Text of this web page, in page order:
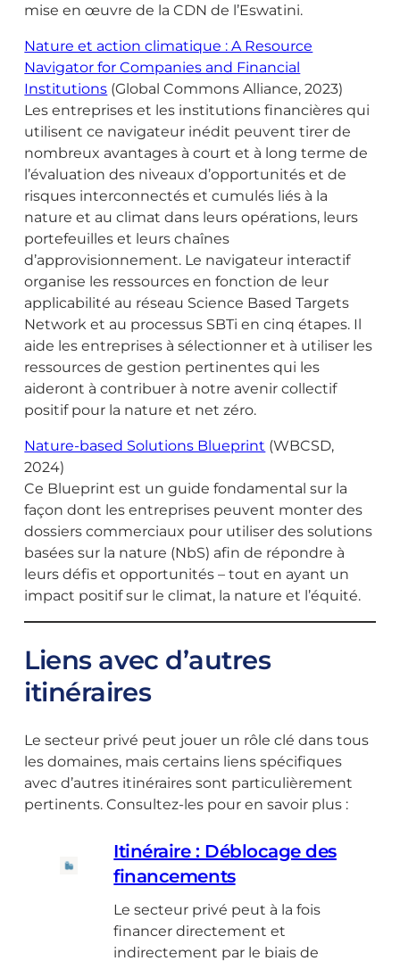
mise en œuvre de la CDN de l’Eswatini.
Nature et action climatique : A Resource
Navigator for Companies and Financial
Institutions (Global Commons Alliance, 2023)
Les entreprises et les institutions financières qui
utilisent ce navigateur inédit peuvent tirer de
nombreux avantages à court et à long terme de
l’évaluation des niveaux d’opportunités et de
risques interconnectés et cumulés liés à la
nature et au climat dans leurs opérations, leurs
portefeuilles et leurs chaînes
d’approvisionnement. Le navigateur interactif
organise les ressources en fonction de leur
applicabilité au réseau Science Based Targets
Network et au processus SBTi en cinq étapes. Il
aide les entreprises à sélectionner et à utiliser les
ressources de gestion pertinentes qui les
aideront à contribuer à notre avenir collectif
positif pour la nature et net zéro.
Nature-based Solutions Blueprint (WBCSD,
2024)
Ce Blueprint est un guide fondamental sur la
façon dont les entreprises peuvent monter des
dossiers commerciaux pour utiliser des solutions
basées sur la nature (NbS) afin de répondre à
leurs défis et opportunités – tout en ayant un
impact positif sur le climat, la nature et l’équité.
Liens avec d’autres
itinéraires
Le secteur privé peut jouer un rôle clé dans tous
les domaines, mais certains liens spécifiques
avec d’autres itinéraires sont particulièrement
pertinents. Consultez-les pour en savoir plus :
Itinéraire : Déblocage des
financements
Le secteur privé peut à la fois
financer directement et
indirectement par le biais de